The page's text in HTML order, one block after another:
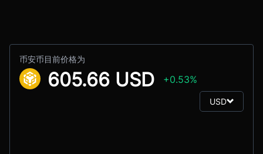
币安币目前价格为
605.66 USD +0.53%
USD